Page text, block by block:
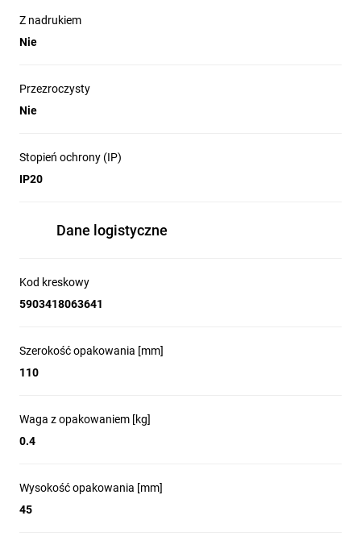
Z nadrukiem
Nie
Przezroczysty
Nie
Stopień ochrony (IP)
IP20
Dane logistyczne
Kod kreskowy
5903418063641
Szerokość opakowania [mm]
110
Waga z opakowaniem [kg]
0.4
Wysokość opakowania [mm]
45